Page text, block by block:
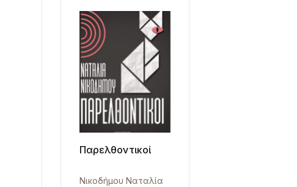
Παρελθοντικοί
Νικοδήμου Ναταλία